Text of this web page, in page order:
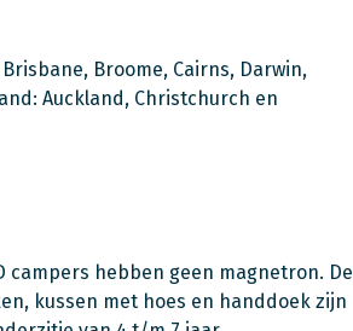
Broome, Cairns, Darwin,
Auckland, Christchurch en
campers hebben geen magnetron. De
kussen met hoes en handdoek zijn